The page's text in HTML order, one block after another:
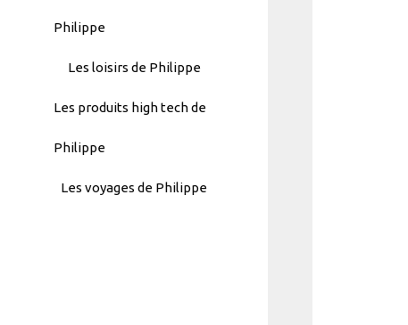
Philippe
Les loisirs de Philippe
Les produits high tech de
Philippe
Les voyages de Philippe
Atakan
Au
https://atakanau.blogspot.com/2021/
category-